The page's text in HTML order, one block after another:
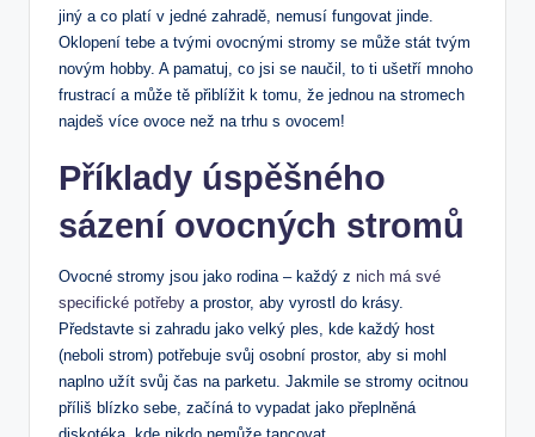
jiný a co platí v jedné zahradě, nemusí fungovat jinde.
Oklopení tebe a tvými ovocnými stromy se může stát tvým
novým hobby. A pamatuj, co jsi se naučil, to ti ušetří mnoho
frustrací a může tě přiblížit k tomu, že jednou na stromech
najdeš více ovoce než na trhu s ovocem!
Příklady úspěšného
sázení ovocných stromů
Ovocné stromy jsou jako rodina – každý z nich má své
specifické potřeby a prostor, aby vyrostl do krásy.
Představte si zahradu jako velký ples, kde každý host
(neboli strom) potřebuje svůj osobní prostor, aby si mohl
naplno užít svůj čas na parketu. Jakmile se stromy ocitnou
příliš blízko sebe, začíná to vypadat jako přeplněná